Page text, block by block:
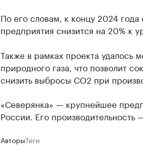
По его словам, к концу 2024
предприятия снизится на 20% к
Также в рамках проекта удалось
природного газа, что позволит
снизить выбросы СО2 при
«Северянка» — крупнейшее
России. Его производительность
АвторыТеги